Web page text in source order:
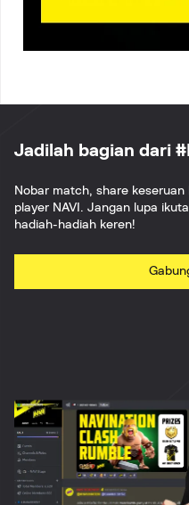
Jadilah bagian dari
Nobar match, share
player NAVI. Jangan lupa
hadiah-hadiah keren!